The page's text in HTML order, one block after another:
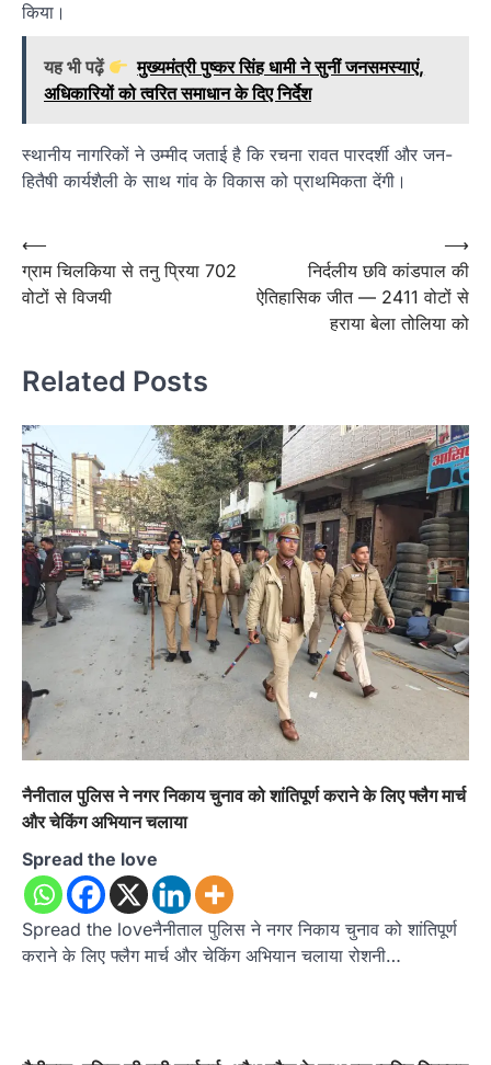
किया।
यह भी पढ़ें
मुख्यमंत्री पुष्कर सिंह धामी ने सुनीं जनसमस्याएं,
अधिकारियों को त्वरित समाधान के दिए निर्देश
स्थानीय नागरिकों ने उम्मीद जताई है कि रचना रावत पारदर्शी और जन-
हितैषी कार्यशैली के साथ गांव के विकास को प्राथमिकता देंगी।
Post
navigation
⟵
ग्राम चिलकिया से तनु प्रिया 702
वोटों से विजयी
निर्दलीय छवि कांडपाल की
ऐतिहासिक जीत — 2411 वोटों से
हराया बेला तोलिया को
⟶
Related Posts
नैनीताल पुलिस ने नगर निकाय चुनाव को शांतिपूर्ण कराने के लिए फ्लैग मार्च
और चेकिंग अभियान चलाया
Spread the love
Spread the loveनैनीताल पुलिस ने नगर निकाय चुनाव को शांतिपूर्ण
कराने के लिए फ्लैग मार्च और चेकिंग अभियान चलाया रोशनी…